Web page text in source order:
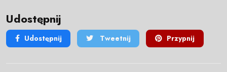
Udostępnij
Udostępnij Tweetnij Przypnij